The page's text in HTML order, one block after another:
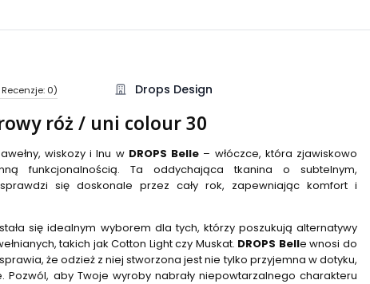
0)
Opinie
Drops Design
róż / uni colour 30
wiskozy i lnu w DROPS Belle – włóczce, która zjawiskowo
funkcjonalnością. Ta oddychająca tkanina o subtelnym,
sprawdzi się doskonale przez cały rok, zapewniając komfort i
się idealnym wyborem dla tych, którzy poszukują alternatywy
takich jak Cotton Light czy Muskat. DROPS Belle wnosi do
że odzież z niej stworzona jest nie tylko przyjemna w dotyku,
Pozwól, aby Twoje wyroby nabrały niepowtarzalnego charakteru